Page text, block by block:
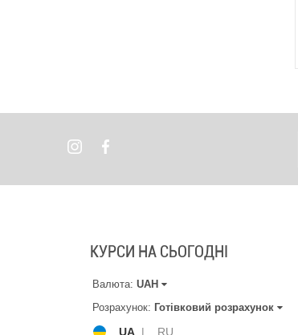
КУРСИ НА СЬОГОДНІ
Валюта: UAH
Розрахунок: Готівковий розрахунок
UA | RU